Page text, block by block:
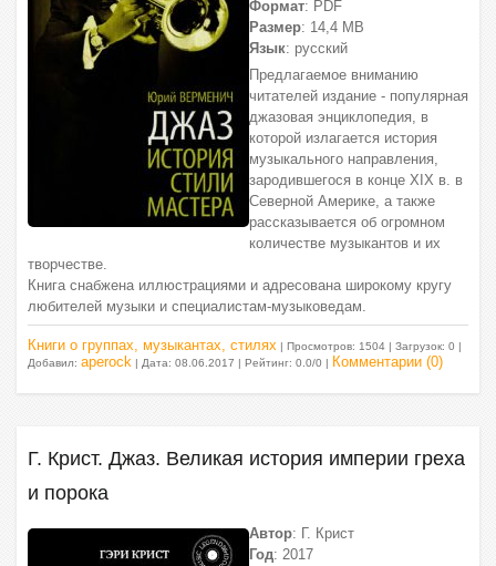
Формат: PDF
Размер: 14,4 МВ
Язык: русский
Предлагаемое вниманию
читателей издание - популярная
джазовая энциклопедия, в
которой излагается история
музыкального направления,
зародившегося в конце XIX в. в
Северной Америке, а также
рассказывается об огромном
количестве музыкантов и их
творчестве.
Книга снабжена иллюстрациями и адресована широкому кругу
любителей музыки и специалистам-музыковедам.
Книги о группах, музыкантах, стилях | Просмотров: 1504 | Загрузок: 0 |
Добавил: aperock | Дата: 08.06.2017 | Рейтинг: 0.0/0 | Комментарии (0)
Г. Крист. Джаз. Великая история империи греха
и порока
Автор: Г. Крист
Год: 2017